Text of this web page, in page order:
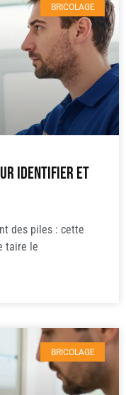
BRICOLAGE
identifier et
des piles : cette
taire le
BRICOLAGE